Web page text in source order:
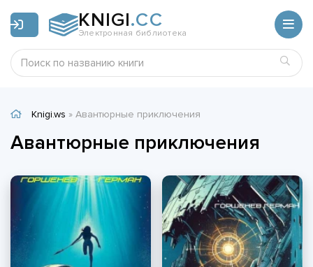
KNIGI.CC
Электронная библиотека
Knigi.ws » Авантюрные приключения
Авантюрные приключения